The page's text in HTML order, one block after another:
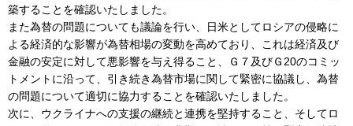
築することを確認いたしました。
また為替の問題についても議論を行い、日米としてロシアの侵略に
よる経済的な影響が為替相場の変動を高めており、これは経済及び
金融の安定に対して悪影響を与え得ること、Ｇ７及びＧ20のコミッ
トメントに沿って、引き続き為替市場に関して緊密に協議し、為替
の問題について適切に協力することを確認いたしました。
次に、ウクライナへの支援の継続と連携を堅持すること、そしてロ